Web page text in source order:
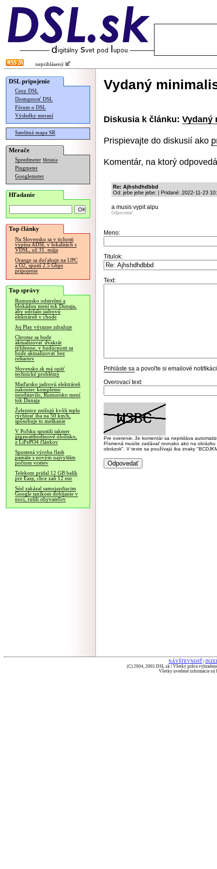
neprihlásený
DSL pripojenie
Ceny DSL
Dostupnosť DSL
Fórum o DSL
Výsledky meraní
Satelitná mapa SR
Merače
Speedmeter Merania
Pingmeter
Googlemeter
Hľadanie
Top články
Na Slovensku sa v tichosti
vypína ADSL v lokalitách s
VDSL, už 31. mája
Orange sa doťahuje na UPC
a O2, spustí 2.5 Gbps
pripojenie
Top správy
Rumunsko odstrelmi a
blokádou mení tok Dunaja,
aby udržalo jadrovú
elektráreň v chode
Joj Play výrazne zdražuje
Chrome sa bude
aktualizovať dvakrát
týždenne, v budúcnosti sa
bude aktualizovať bez
reštartov
Slovensko.sk má opäť
technické problémy
Maďarsko jadrovú elektráreň
nakoniec kompletne
neodstavilo, Rumunsko mení
tok Dunaja
Železnice znižujú kvôli teplu
rýchlosť iba na 50 km/h,
spôsobuje to meškanie
V Poľsku spustili takmer
gigawatthodinové úložisko,
z LiFePO4 článkov
Spustená výroba flash
pamäte s novým najvyšším
počtom vrstiev
Telekom pridal 12 GB balík
pre Easy, chce zaň 12 eur
Súd zakázal samojazdiacim
Google taxíkom dobíjanie v
noci, rušili obyvateľov
Vydaný
Diskusia k článku: Vydaný
Prispievajte do diskusií ako
Komentár, na ktorý
Re: Ajhshdhdbbd
Od: jebe jebe jebe: | Pridané: 2022-11-23
a musis vypit alpu
Odpovedať
Meno:
Titulok:
Text:
Prihláste sa a povoľte si emailové
Overovací text:
Pre overenie, že komentár sa nepridáva
Písmená musíte zadávať rovnako ako na
obrázok". V texte sa používajú iba znaky
NÁVŠTEVNOSŤ
(C) 2004, 2005 DSL.sk | Všetky práva
Všetky uvedené informácie sú